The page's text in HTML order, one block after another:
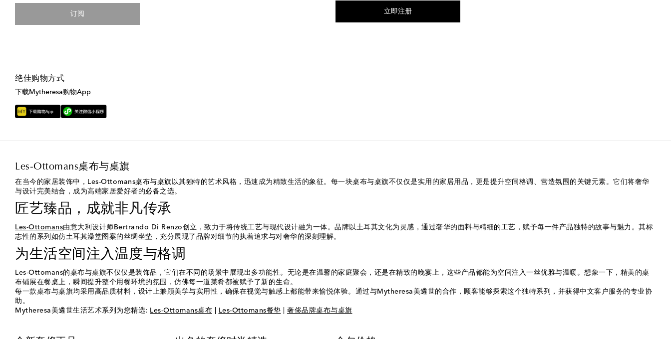
订阅 立即注册
绝佳购物方式
下载Mytheresa购物App
Les-Ottomans桌布与桌旗
在当今的家居装饰中，Les-Ottomans桌布与桌旗以其独特的艺术风格，迅速成为精致生活的象征。每一块桌布与桌旗不仅仅是实用的家居用品，更是提升空间格调、营造氛围的关键元素。它们将奢华
与设计完美结合，成为高端家居爱好者的必备之选。
匠艺臻品，成就非凡传承
Les-Ottomans由意大利设计师Bertrando Di Renzo创立，致力于将传统工艺与现代设计融为一体。品牌以土耳其文化为灵感，通过奢华的面料与精细的工艺，赋予每一件产品独特的故事与魅力。其标
志性的系列如仿土耳其澡堂图案的丝绸坐垫，充分展现了品牌对细节的执着追求与对奢华的深刻理解。
为生活空间注入温度与格调
Les-Ottomans的桌布与桌旗不仅仅是装饰品，它们在不同的场景中展现出多功能性。无论是在温馨的家庭聚会，还是在精致的晚宴上，这些产品都能为空间注入一丝优雅与温暖。想象一下，精美的桌
布铺展在餐桌上，瞬间提升整个用餐环境的氛围，仿佛每一道菜肴都被赋予了新的生命。
每一款桌布与桌旗均采用高品质材料，设计上兼顾美学与实用性，确保在视觉与触感上都能带来愉悦体验。通过与Mytheresa美遴世的合作，顾客能够探索这个独特系列，并获得中文客户服务的专业协
助。
Mytheresa美遴世生活艺术系列为您精选: Les-Ottomans桌布 Les-Ottomans餐垫 奢侈品牌桌布与桌旗